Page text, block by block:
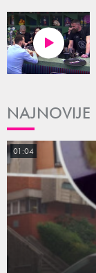
NAJNOVIJE
01:04